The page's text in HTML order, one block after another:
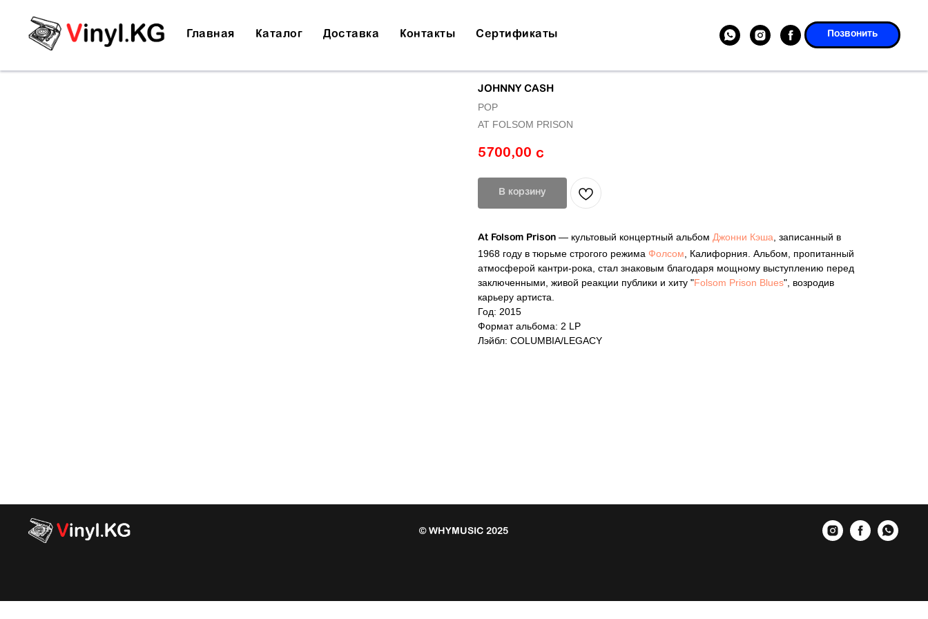
Главная Каталог Доставка Контакты Сертификаты Позвонить
JOHNNY CASH
POP
AT FOLSOM PRISON
5700,00 с
В корзину
At Folsom Prison — культовый концертный альбом Джонни Кэша , записанный в
1968 году в тюрьме строгого режима Фолсом , Калифорния. Альбом, пропитанный
атмосферой кантри-рока, стал знаковым благодаря мощному выступлению перед
заключенными, живой реакции публики и хиту "Folsom Prison Blues", возродив
карьеру артиста.
Год: 2015
Формат альбома: 2 LP
Лэйбл: COLUMBIA/LEGACY
© WHYMUSIC 2025